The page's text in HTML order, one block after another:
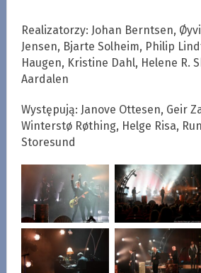
Realizatorzy: Johan Berntsen,
Jensen, Bjarte Solheim, Philip
Haugen, Kristine Dahl, Helene R.
Aardalen
Występują: Janove Ottesen, Geir
Winterstø Røthing, Helge Risa,
Storesund